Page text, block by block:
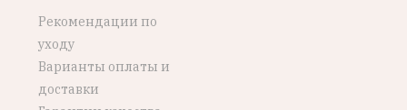
Рекомендации по
уходу
Варианты оплаты и
доставки